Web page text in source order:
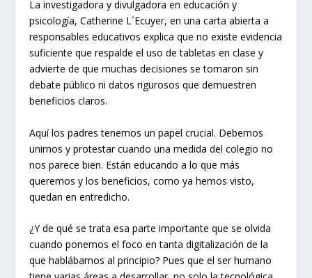
La investigadora y divulgadora en educación y
psicología, Catherine L´Ecuyer, en una carta abierta a
responsables educativos explica que no existe evidencia
suficiente que respalde el uso de tabletas en clase y
advierte de que muchas decisiones se tomaron sin
debate público ni datos rigurosos que demuestren
beneficios claros.
Aquí los padres tenemos un papel crucial. Debemos
unirnos y protestar cuando una medida del colegio no
nos parece bien. Están educando a lo que más
queremos y los beneficios, como ya hemos visto,
quedan en entredicho.
¿Y de qué se trata esa parte importante que se olvida
cuando ponemos el foco en tanta digitalización de la
que hablábamos al principio? Pues que el ser humano